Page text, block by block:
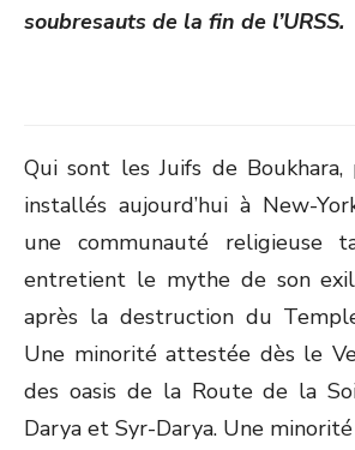
soubresauts de la fin de l’URSS.
Qui sont les Juifs de
installés aujourd’hui à New-
une communauté religieuse
entretient le mythe de son
après la destruction du
Une minorité attestée dès le
des oasis de la Route de la
Darya et Syr-Darya. Une